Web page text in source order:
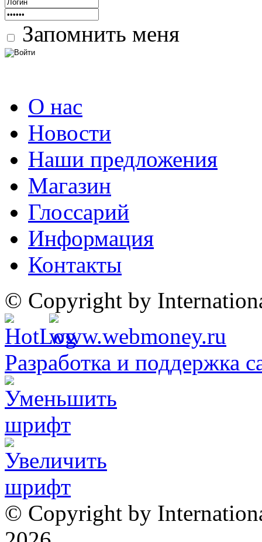
Запомнить меня
О нас
Новости
Наши предложения
Магазин
Глоссарий
Информация
Контакты
© Copyright by
Разработка и поддержка
© Copyright by